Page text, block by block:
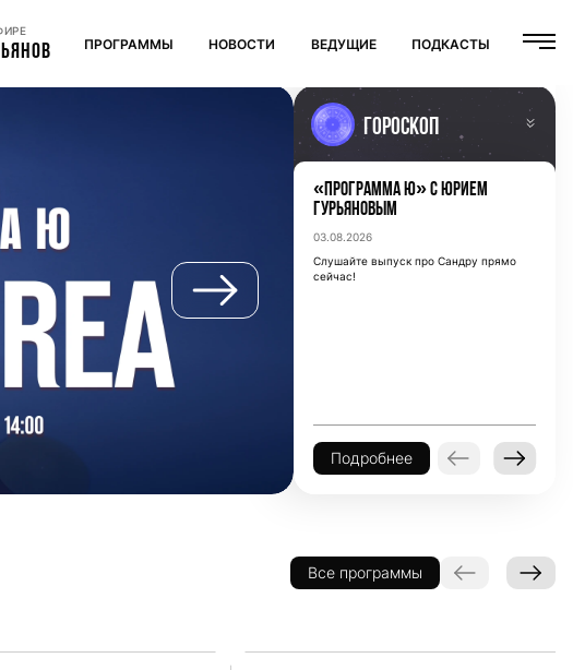
ПРОГРАММЫ НОВОСТИ ВЕДУЩИЕ ПОДКАСТЫ
Гороскоп
Овен (21/03 - 20/04)
знакомыми сегодня могут быть
особенно полезными.
«Программа Ю» с Юрием
Гурьяновым
03.08.2026
Слушайте выпуск про Сандру прямо
сейчас!
Подробнее
Все программы